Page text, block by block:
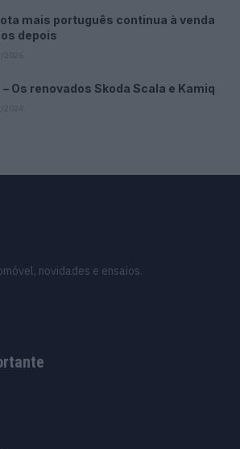
mais português continua à venda
depois
– Os renovados Skoda Scala e Kamiq
novidades e ensaios.